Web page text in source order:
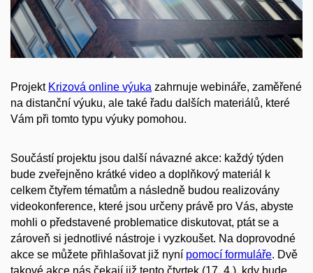
Projekt Krizová online výuka zahrnuje webináře, zaměřené
na distanční výuku, ale také řadu dalších materiálů, které
Vám při tomto typu výuky pomohou.
Součástí projektu jsou další návazné akce: každý týden
bude zveřejněno krátké video a doplňkový materiál k
celkem čtyřem tématům a následně budou realizovány
videokonference, které jsou určeny právě pro Vás, abyste
mohli o představené problematice diskutovat, ptát se a
zároveň si jednotlivé nástroje i vyzkoušet. Na doprovodné
akce se můžete přihlašovat již nyní pomocí formuláře. Dvě